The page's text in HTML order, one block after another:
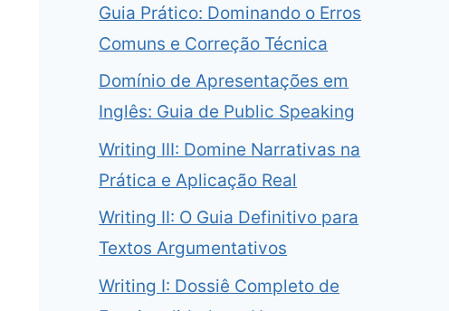
Guia Prático: Dominando o Erros
Comuns e Correção Técnica
Domínio de Apresentações em
Inglês: Guia de Public Speaking
Writing III: Domine Narrativas na
Prática e Aplicação Real
Writing II: O Guia Definitivo para
Textos Argumentativos
Writing I: Dossiê Completo de